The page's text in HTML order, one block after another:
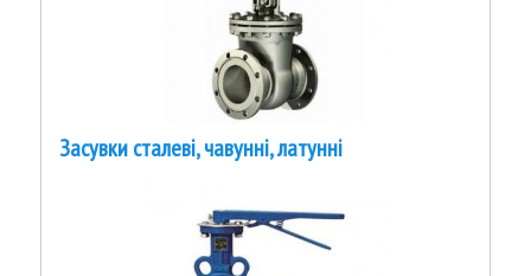
Засувки сталеві, чавунні, латунні